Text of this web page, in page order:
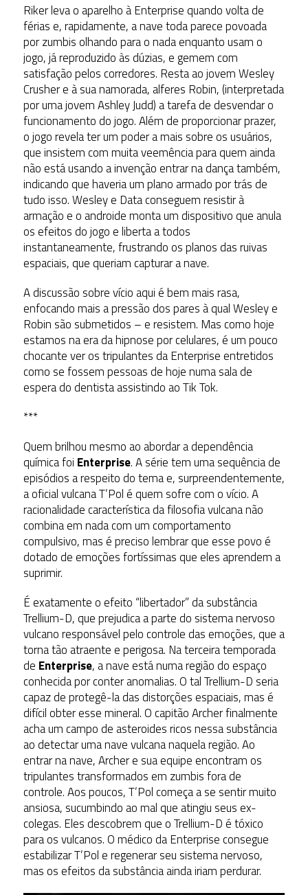
Riker leva o aparelho à Enterprise quando volta de
férias e, rapidamente, a nave toda parece povoada
por zumbis olhando para o nada enquanto usam o
jogo, já reproduzido às dúzias, e gemem com
satisfação pelos corredores. Resta ao jovem Wesley
Crusher e à sua namorada, alferes Robin, (interpretada
por uma jovem Ashley Judd) a tarefa de desvendar o
funcionamento do jogo. Além de proporcionar prazer,
o jogo revela ter um poder a mais sobre os usuários,
que insistem com muita veemência para quem ainda
não está usando a invenção entrar na dança também,
indicando que haveria um plano armado por trás de
tudo isso. Wesley e Data conseguem resistir à
armação e o androide monta um dispositivo que anula
os efeitos do jogo e liberta a todos
instantaneamente, frustrando os planos das ruivas
espaciais, que queriam capturar a nave.
A discussão sobre vício aqui é bem mais rasa,
enfocando mais a pressão dos pares à qual Wesley e
Robin são submetidos – e resistem. Mas como hoje
estamos na era da hipnose por celulares, é um pouco
chocante ver os tripulantes da Enterprise entretidos
como se fossem pessoas de hoje numa sala de
espera do dentista assistindo ao Tik Tok.
***
Quem brilhou mesmo ao abordar a dependência
química foi Enterprise. A série tem uma sequência de
episódios a respeito do tema e, surpreendentemente,
a oficial vulcana T’Pol é quem sofre com o vício. A
racionalidade característica da filosofia vulcana não
combina em nada com um comportamento
compulsivo, mas é preciso lembrar que esse povo é
dotado de emoções fortíssimas que eles aprendem a
suprimir.
É exatamente o efeito “libertador” da substância
Trellium-D, que prejudica a parte do sistema nervoso
vulcano responsável pelo controle das emoções, que a
torna tão atraente e perigosa. Na terceira temporada
de Enterprise, a nave está numa região do espaço
conhecida por conter anomalias. O tal Trellium-D seria
capaz de protegê-la das distorções espaciais, mas é
difícil obter esse mineral. O capitão Archer finalmente
acha um campo de asteroides ricos nessa substância
ao detectar uma nave vulcana naquela região. Ao
entrar na nave, Archer e sua equipe encontram os
tripulantes transformados em zumbis fora de
controle. Aos poucos, T’Pol começa a se sentir muito
ansiosa, sucumbindo ao mal que atingiu seus ex-
colegas. Eles descobrem que o Trellium-D é tóxico
para os vulcanos. O médico da Enterprise consegue
estabilizar T’Pol e regenerar seu sistema nervoso,
mas os efeitos da substância ainda iriam perdurar.